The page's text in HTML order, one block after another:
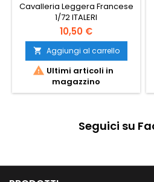
Cavalleria Leggera Francese
1/72 ITALERI
10,50 €
 Aggiungi al carrello
 Ultimi articoli in
magazzino
Seguici su